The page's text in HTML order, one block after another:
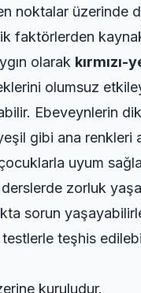
noktalar üzerinde
faktörlerden
olarak kırmızı-
olumsuz
Ebeveynlerin
gibi ana renkleri
uyum
zorluk
sorun
teşhis
kuruludur.